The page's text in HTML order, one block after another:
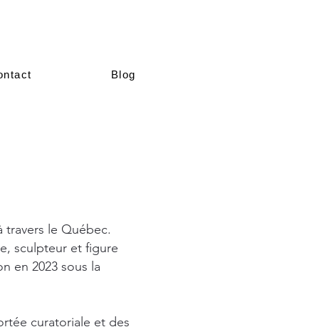
Blog
le Québec.
sculpteur et figure
en 2023 sous la
curatoriale et des